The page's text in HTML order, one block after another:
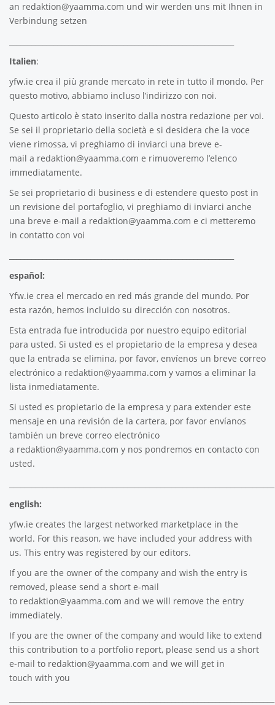
an redaktion@yaamma.com und wir werden uns mit Ihnen in
Verbindung setzen
Italien:
yfw.ie crea il più grande mercato in rete in tutto il mondo. Per
questo motivo, abbiamo incluso l’indirizzo con noi.
Questo articolo è stato inserito dalla nostra redazione per voi.
Se sei il proprietario della società e si desidera che la voce
viene rimossa, vi preghiamo di inviarci una breve e-
mail a redaktion@yaamma.com e rimuoveremo l’elenco
immediatamente.
Se sei proprietario di business e di estendere questo post in
un revisione del portafoglio, vi preghiamo di inviarci anche
una breve e-mail a redaktion@yaamma.com e ci metteremo
in contatto con voi
español:
Yfw.ie crea el mercado en red más grande del mundo. Por
esta razón, hemos incluido su dirección con nosotros.
Esta entrada fue introducida por nuestro equipo editorial
para usted. Si usted es el propietario de la empresa y desea
que la entrada se elimina, por favor, envíenos un breve correo
electrónico a redaktion@yaamma.com y vamos a eliminar la
lista inmediatamente.
Si usted es propietario de la empresa y para extender este
mensaje en una revisión de la cartera, por favor envíanos
también un breve correo electrónico
a redaktion@yaamma.com y nos pondremos en contacto con
usted.
english:
yfw.ie creates the largest networked marketplace in the
world. For this reason, we have included your address with
us. This entry was registered by our editors.
If you are the owner of the company and wish the entry is
removed, please send a short e-mail
to redaktion@yaamma.com and we will remove the entry
immediately.
If you are the owner of the company and would like to extend
this contribution to a portfolio report, please send us a short
e-mail to redaktion@yaamma.com and we will get in
touch with you